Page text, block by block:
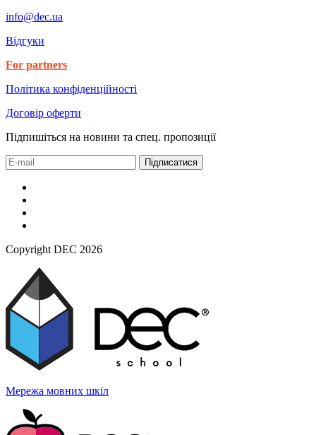
info@dec.ua
Відгуки
For partners
Політика конфіденційності
Договір оферти
Підпишіться на новини та спец. пропозиції
Підписатися
Copyright DEC 2026
Мережа мовних шкіл